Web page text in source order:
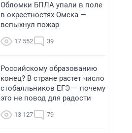
Обломки БПЛА упали в поле
в окрестностях Омска —
вспыхнул пожар
17 552 39
Российскому образованию
конец? В стране растет число
стобалльников ЕГЭ — почему
это не повод для радости
13 127 79